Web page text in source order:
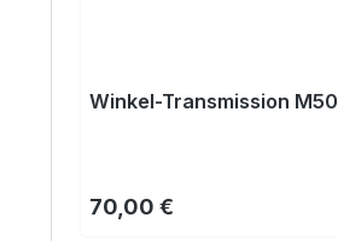
Winkel-Transmission M50
Regulärer Preis:
70,00 €